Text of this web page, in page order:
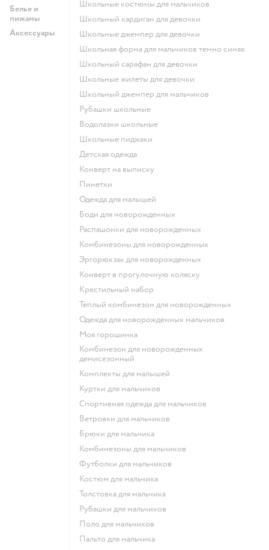
Белье и
пижамы
Аксессуары
Школьные костюмы для мальчиков
Школьный кардиган для девочки
Школьные джемпер для девочки
Школьная форма для мальчиков темно синяя
Школьный сарафан для девочки
Школьные жилеты для девочки
Школьный джемпер для мальчиков
Рубашки школьные
Водолазки школьные
Школьные пиджаки
Детская одежда
Конверт на выписку
Пинетки
Одежда для малышей
Боди для новорожденных
Распашонки для новорожденных
Комбинезоны для новорожденных
Эргорюкзак для новорожденных
Конверт в прогулочную коляску
Крестильный набор
Теплый комбинезон для новорожденных
Одежда для новорожденных мальчиков
Моя горошинка
Комбинезон для новорожденных
демисезонный
Комплекты для малышей
Куртки для мальчиков
Спортивная одежда для мальчиков
Ветровки для мальчиков
Брюки для мальчика
Комбинезоны для мальчиков
Футболки для мальчиков
Костюм для мальчика
Толстовка для мальчика
Рубашки для мальчиков
Поло для мальчиков
Пальто для мальчика